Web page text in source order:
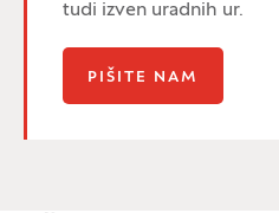
tudi izven uradnih ur.
PIŠITE NAM